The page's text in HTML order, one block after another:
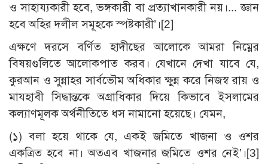
ও সাহায্যকারী হবে, ভঙ্গকারী বা প্রত্যাখানকারী নয়।... জ্ঞান
হবে অহির দলীল সমূহকে স্পষ্টকারী’।[2]
এক্ষণে দরসে বর্ণিত হাদীছের আলোকে আমরা নিম্নের
বিষয়গুলিতে আলোকপাত করব। যেখানে দেখা যাবে যে,
কুরআন ও সুন্নাহর সার্বভৌম অধিকার ক্ষুন্ন করে নিজস্ব রায় ও
মাযহাবী সিদ্ধান্তকে অগ্রাধিকার দিয়ে কিভাবে ইসলামের
কল্যাণমূলক অর্থনীতিতে ধস নামানো হয়েছে। যেমন,
(১) বলা হয়ে থাকে যে, একই জমিতে খাজনা ও ওশর
একত্রিত হবে না। অতএব খাজনার জমিতে ওশর নেই’।[3]